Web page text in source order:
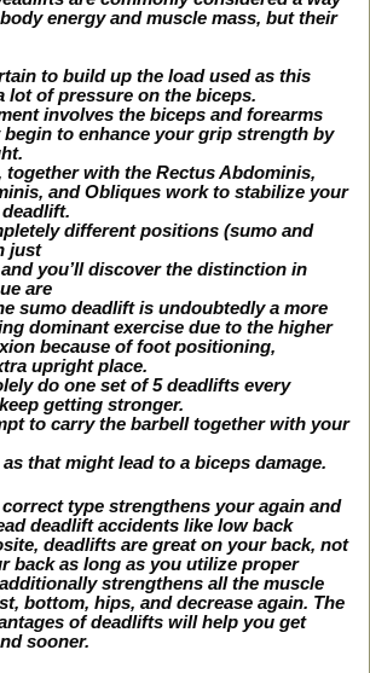
energy and muscle mass, but their
to build up the load used as this
lot of pressure on the biceps.
involves the biceps and forearms
to enhance your grip strength by
together with the Rectus Abdominis,
and Obliques work to stabilize your
different positions (sumo and
just
you’ll discover the distinction in
are
sumo deadlift is undoubtedly a more
dominant exercise due to the higher
because of foot positioning,
upright place.
do one set of 5 deadlifts every
getting stronger.
to carry the barbell together with your
that might lead to a biceps damage.
type strengthens your again and
deadlift accidents like low back
deadlifts are great on your back, not
back as long as you utilize proper
strengthens all the muscle
bottom, hips, and decrease again. The
of deadlifts will help you get
sooner.